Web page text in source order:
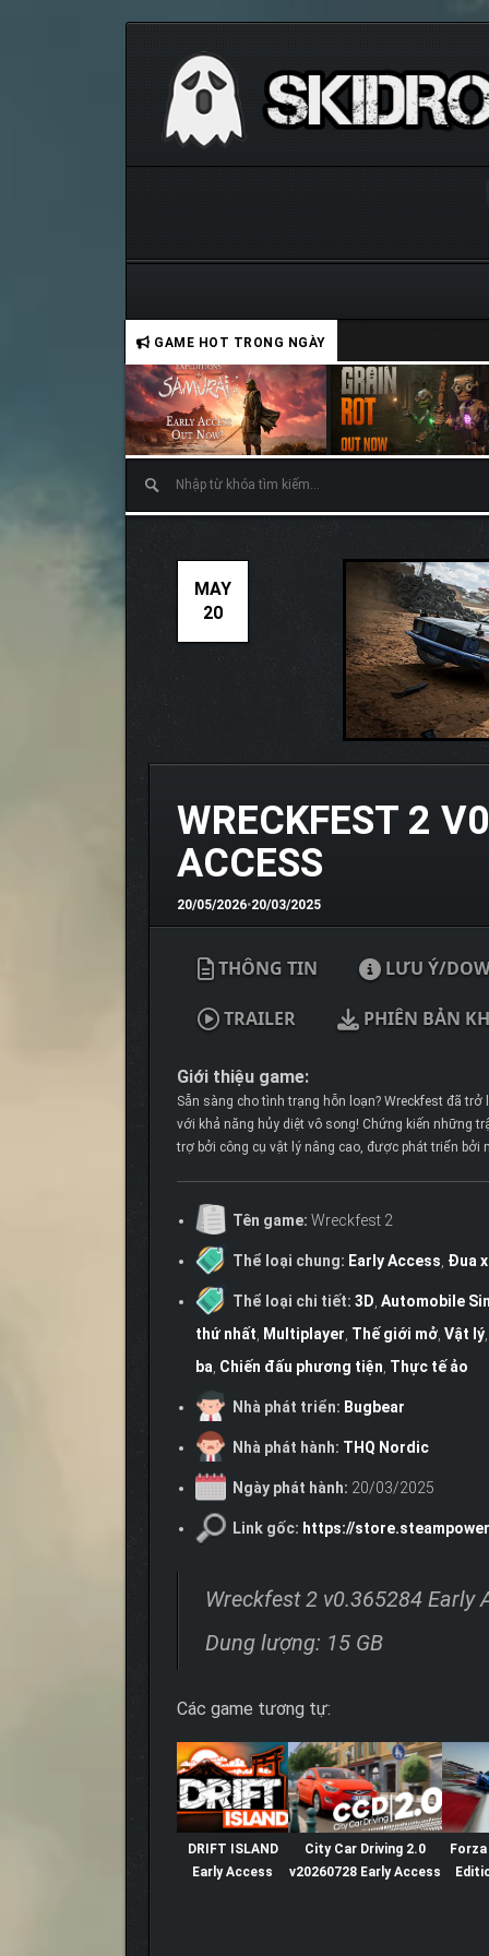
GAME HOT TRONG NGÀY
MAY
20
WRECKFEST 2
ACCESS
20/05/2026•20/03/2025
THÔNG TIN LƯU Ý/
TRAILER PHIÊN BẢN
Giới thiệu game:
Sẵn sàng cho tình trạng hỗn loạn? Wreckfest đã
với khả năng hủy diệt vô song! Chứng kiến ​​những
trợ bởi công cụ vật lý nâng cao, được phát triển bởi
Tên game: Wreckfest 2
Thể loại chung: Early Access, Đua
Thể loại chi tiết: 3D, Automobile
thứ nhất, Multiplayer, Thế giới mở, Vật lý
ba, Chiến đấu phương tiện, Thực tế ảo
Nhà phát triển: Bugbear
Nhà phát hành: THQ Nordic
Ngày phát hành: 20/03/2025
Link gốc: https://
Wreckfest 2 v0.365284 Early
Dung lượng: 15 GB
Các game tương tự:
DRIFT ISLAND
Early Access
City Car Driving 2.0
v20260728 Early Access